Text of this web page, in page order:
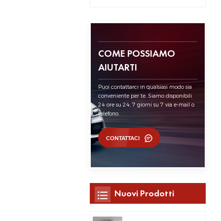
COME POSSIAMO
AIUTARTI
Puoi contattarci in qualsiasi modo sia
conveniente per te. Siamo disponibili
24 ore su 24, 7 giorni su 7 via e-mail o
telefono.
CONTATTACI
Nuovi Prodotti